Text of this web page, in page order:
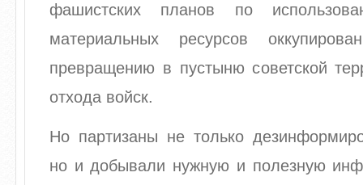
фашистских планов по
материальных ресурсов
превращению в пустыню советской
отхода войск.
Но партизаны не только
но и добывали нужную и полезную